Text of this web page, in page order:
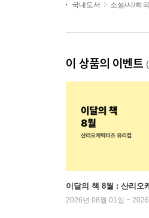
국내도서 소설/시/희곡
이 상품의 이벤트
이달의 책 8월 : 산리오
2026년 08월 01일 ~